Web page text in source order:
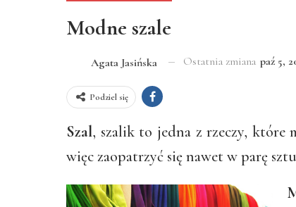
Modne szale
Agata Jasińska Ostatnia zmiana paź 5,
Podziel się
Szal, szalik to jedna z rzeczy, które
więc zaopatrzyć się nawet w parę